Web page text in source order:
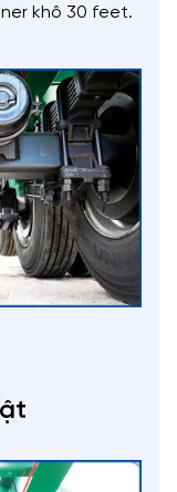
khô 30 feet.